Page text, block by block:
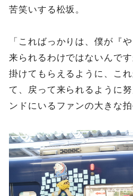
苦笑いする松坂。
「こればっかりは、僕が『
来られるわけではないんで
掛けてもらえるように、こ
て、戻って来られるように
ンドにいるファンの大きな拍